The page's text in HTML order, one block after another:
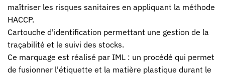
maîtriser les risques sanitaires en appliquant la méthode
HACCP.
Cartouche d'identification permettant une gestion de la
traçabilité et le suivi des stocks.
Ce marquage est réalisé par IML : un procédé qui permet
de fusionner l'étiquette et la matière plastique durant le